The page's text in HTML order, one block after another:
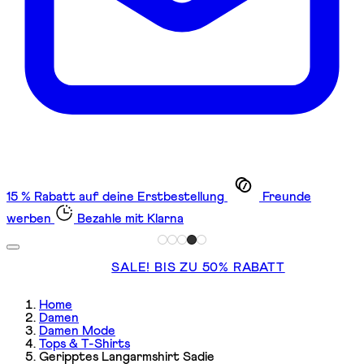
15 % Rabatt auf deine Erstbestellung
Freunde
werben
Bezahle mit Klarna
SALE! BIS ZU 50% RABATT
Home
Damen
Damen Mode
Tops & T-Shirts
Geripptes Langarmshirt Sadie